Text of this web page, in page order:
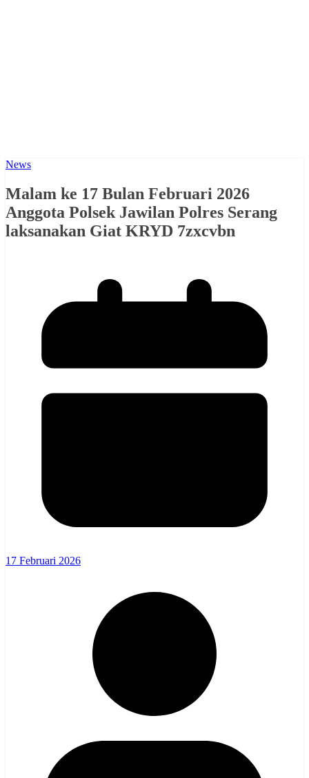
News
Malam ke 17 Bulan Februari 2026
Anggota Polsek Jawilan Polres Serang
laksanakan Giat KRYD 7zxcvbn
17 Februari 2026